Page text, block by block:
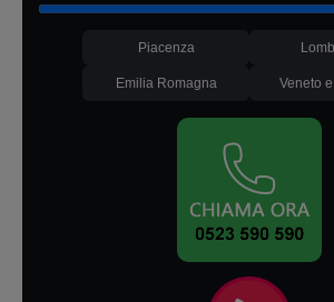
Piacenza
Emilia Romagna Veneto